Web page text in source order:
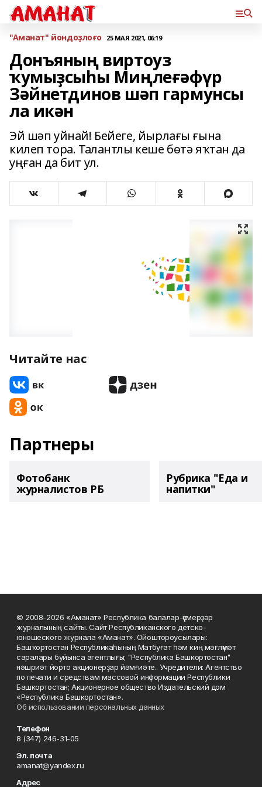
"Аманат" йондоҙлоғо 25 МАЯ 2021, 06:19
Донъяның виртоуз
ҡумыҙсыһы Миңлеғәфүр
Зәйнетдинов шәп гармунсы
ла икән
Эй шәп уйнай! Бейеге, йырлағы ғына
килеп тора. Талантлы кеше бөтә яҡтан да
уңған да бит ул.
Читайте нас
Партнеры
Фотобанк
журналистов РБ
Рубрика "Еда и
напитки"
© 2008-2026 «Аманат» Республика балалар-үҫмерҙәр
журналының сайты. Сайт Республиканского детско-
юношеского журнала «Аманат». Ойоштороусылары:
Башҡортостан Республикаһының Матбуғат һәм киң мәғлүмәт
саралары буйынса агентлығы; "Республика Башкортостан"
нәшриәт йорто акционерҙар йәмғиәте.. Учредители: Агентство
по печати и средствам массовой информации Республики
Башкортостан; Акционерное общество Издательский дом
«Республика Башкортостан».
Об использовании персональных данных
Телефон
8 (347) 246-31-05
Эл. почта
amanat@yandex.ru
Адрес